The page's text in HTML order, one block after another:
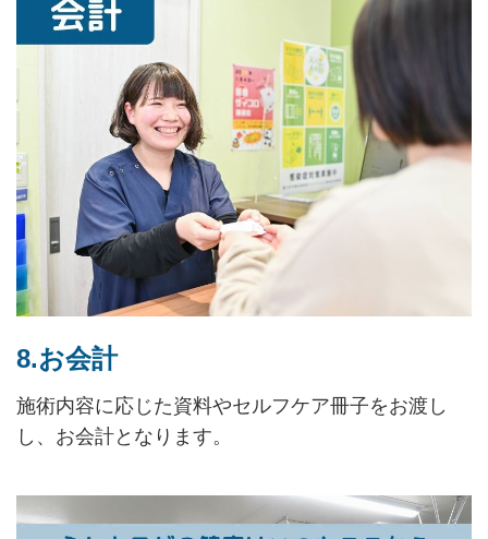
8.お会計
施術内容に応じた資料やセルフケア冊子をお渡し
し、お会計となります。